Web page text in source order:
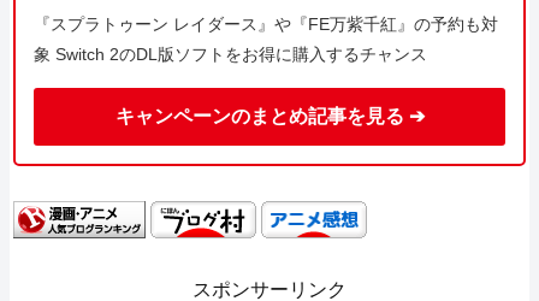
『スプラトゥーン レイダース』や『FE万紫千紅』の予約も対
象 Switch 2のDL版ソフトをお得に購入するチャンス
キャンペーンのまとめ記事を見る ➔
スポンサーリンク